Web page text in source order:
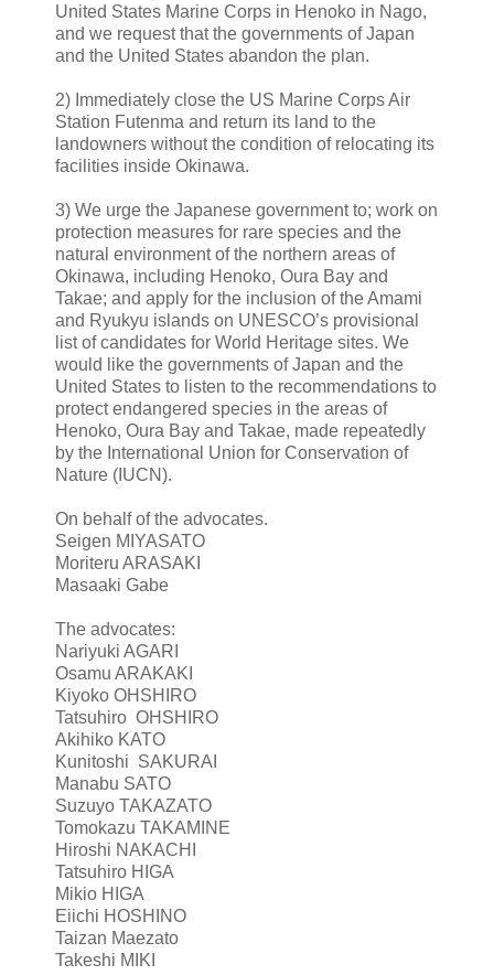
United States Marine Corps in Henoko in Nago,
and we request that the governments of Japan
and the United States abandon the plan.
2) Immediately close the US Marine Corps Air
Station Futenma and return its land to the
landowners without the condition of relocating its
facilities inside Okinawa.
3) We urge the Japanese government to; work on
protection measures for rare species and the
natural environment of the northern areas of
Okinawa, including Henoko, Oura Bay and
Takae; and apply for the inclusion of the Amami
and Ryukyu islands on UNESCO’s provisional
list of candidates for World Heritage sites. We
would like the governments of Japan and the
United States to listen to the recommendations to
protect endangered species in the areas of
Henoko, Oura Bay and Takae, made repeatedly
by the International Union for Conservation of
Nature (IUCN).
On behalf of the advocates.
Seigen MIYASATO
Moriteru ARASAKI
Masaaki Gabe
The advocates:
Nariyuki AGARI
Osamu ARAKAKI
Kiyoko OHSHIRO
Tatsuhiro OHSHIRO
Akihiko KATO
Kunitoshi SAKURAI
Manabu SATO
Suzuyo TAKAZATO
Tomokazu TAKAMINE
Hiroshi NAKACHI
Tatsuhiro HIGA
Mikio HIGA
Eiichi HOSHINO
Taizan Maezato
Takeshi MIKI